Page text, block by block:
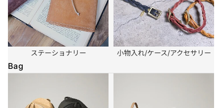
ステーショナリー 小物入れ/ケース/アクセサリー
Bag